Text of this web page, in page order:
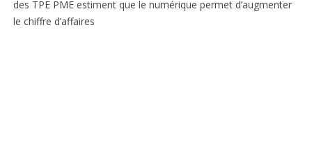
des TPE PME estiment que le numérique permet d’augmenter
le chiffre d’affaires